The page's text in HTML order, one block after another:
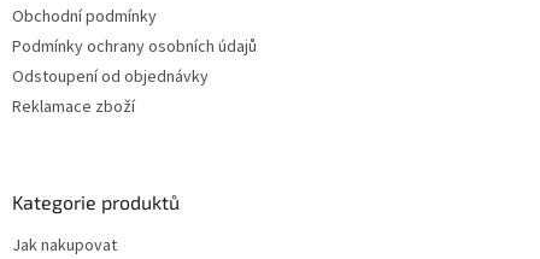
Obchodní podmínky
Podmínky ochrany osobních údajů
Odstoupení od objednávky
Reklamace zboží
Kategorie produktů
Jak nakupovat